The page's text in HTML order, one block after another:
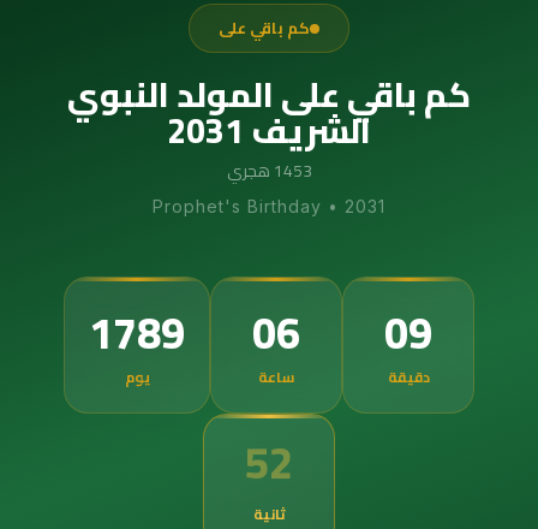
كم باقي على
كم باقي على المولد النبوي
الشريف 2031
1453 هجري
Prophet's Birthday • 2031
1789
يوم
06
ساعة
09
دقيقة
51
ثانية